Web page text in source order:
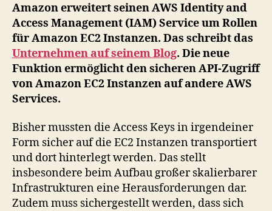
(IAM)
Rollen
für
EC2
Instanzen
Amazon erweitert seinen AWS Identity and
Access Management (IAM) Service um Rollen
für Amazon EC2 Instanzen. Das schreibt das
Unternehmen auf seinem Blog. Die neue
Funktion ermöglicht den sicheren API-Zugriff
von Amazon EC2 Instanzen auf andere AWS
Services.
Bisher mussten die Access Keys in irgendeiner
Form sicher auf die EC2 Instanzen transportiert
und dort hinterlegt werden. Das stellt
insbesondere beim Aufbau großer skalierbarer
Infrastrukturen eine Herausforderungen dar.
Zudem muss sichergestellt werden, dass sich